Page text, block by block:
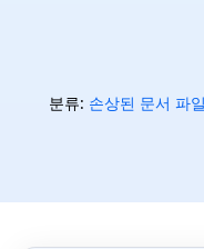
분류: 손상된 문서 파